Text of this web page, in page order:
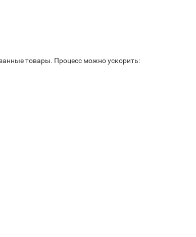
товары. Процесс можно ускорить: